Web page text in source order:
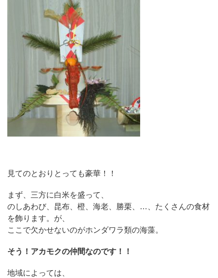
見てのとおりとっても豪華！！
まず、三方に白米を盛って、
のしあわび、昆布、橙、海老、勝栗、…、たくさんの食材
を飾ります。が、
ここで欠かせないのがホンダワラ類の海藻。
そう！アカモクの仲間なのです！！
地域によっては、